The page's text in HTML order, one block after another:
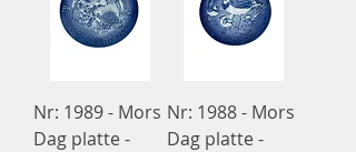
Nr: 1989 - Mors
Dag platte -
Nr: 1988 - Mors
Dag platte -